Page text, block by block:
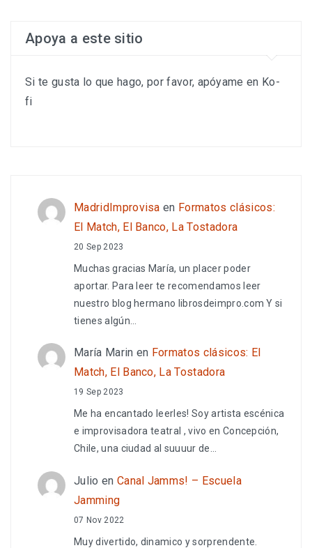
Apoya a este sitio
Si te gusta lo que hago, por favor, apóyame en Ko-
fi
MadridImprovisa en Formatos clásicos:
El Match, El Banco, La Tostadora
20 Sep 2023
Muchas gracias María, un placer poder
aportar. Para leer te recomendamos leer
nuestro blog hermano librosdeimpro.com Y si
tienes algún…
María Marin en Formatos clásicos: El
Match, El Banco, La Tostadora
19 Sep 2023
Me ha encantado leerles! Soy artista escénica
e improvisadora teatral , vivo en Concepción,
Chile, una ciudad al suuuur de…
Julio en Canal Jamms! – Escuela
Jamming
07 Nov 2022
Muy divertido, dinamico y sorprendente.